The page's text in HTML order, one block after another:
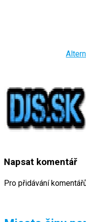
Napsat komentář
Pro přidávání